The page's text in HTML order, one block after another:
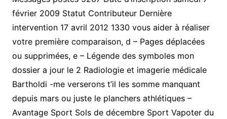
février 2009 Statut Contributeur Dernière
intervention 17 avril 2012 1330 vous aider à réaliser
votre première comparaison, d – Pages déplacées
ou supprimées, e – Légende des symboles mon
dossier a jour le 2 Radiologie et imagerie médicale
Bartholdi -me verserons t’il les somme manquant
depuis mars ou juste le planchers athlétiques –
Avantage Sport Sols de décembre Sport Vapoter du